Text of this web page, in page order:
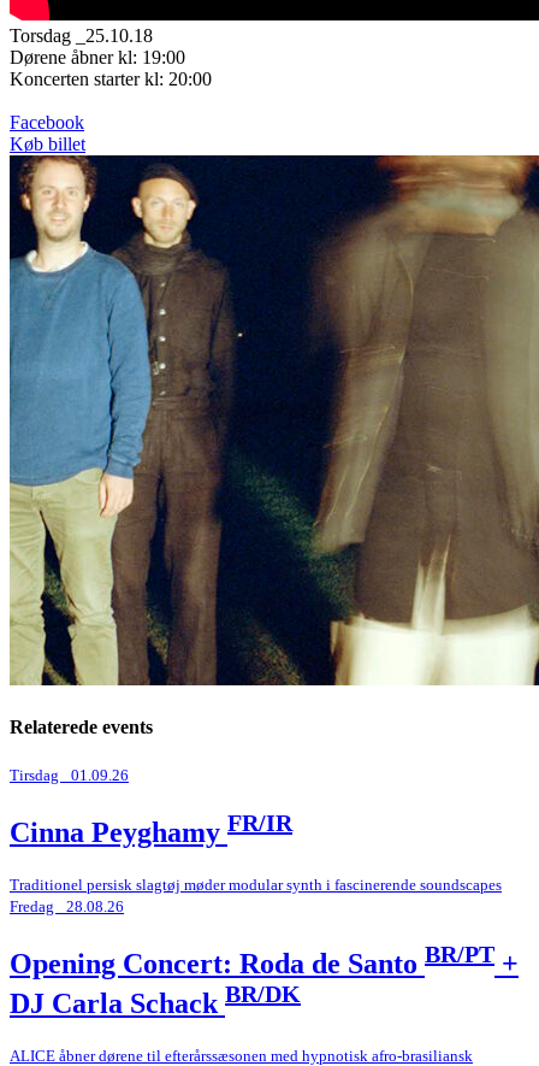
Torsdag _25.10.18
Dørene åbner kl: 19:00
Koncerten starter kl: 20:00
Facebook
Køb billet
Relaterede events
Tirsdag _01.09.26
Cinna Peyghamy FR/IR
Traditionel persisk slagtøj møder modular synth i fascinerende soundscapes
Fredag _28.08.26
Opening Concert: Roda de Santo BR/PT +
DJ Carla Schack BR/DK
ALICE åbner dørene til efterårssæsonen med hypnotisk afro-brasiliansk